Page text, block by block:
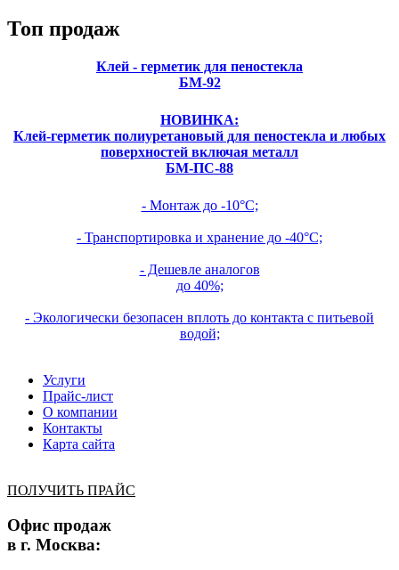
Топ продаж
Клей - герметик для пеностекла
БМ-92
НОВИНКА:
Клей-герметик полиуретановый для пеностекла и любых
поверхностей включая металл
БМ-ПС-88
- Монтаж до -10°С;
- Транспортировка и хранение до -40°С;
- Дешевле аналогов
до 40%;
- Экологически безопасен вплоть до контакта с питьевой
водой;
Услуги
Прайс-лист
О компании
Контакты
Карта сайта
ПОЛУЧИТЬ ПРАЙС
Офис продаж
в г. Москва: